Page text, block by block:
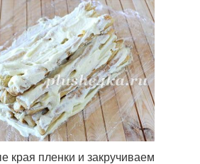
края пленки и закручиваем